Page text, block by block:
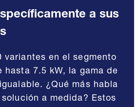
a sus
variantes en el segmento
hasta 7.5 kW, la gama de
¿Qué más habla
a medida? Estos